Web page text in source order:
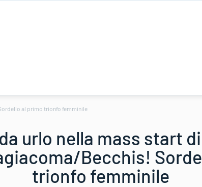
al primo trionfo femminile
urlo nella mass start
Becchis!
trionfo femminile